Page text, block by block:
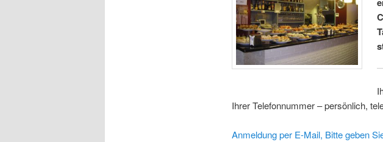
Ihrer Telefonnummer – persönlich,
Anmeldung per E-Mail, Bitte geben